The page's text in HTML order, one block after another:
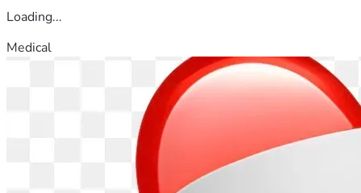
Loading...
Medical